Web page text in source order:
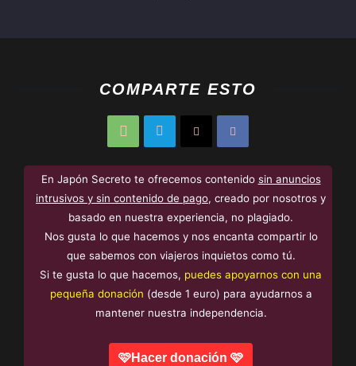
COMPARTE ESTO
En Japón Secreto te ofrecemos contenido sin anuncios
intrusivos y sin contenido de pago, creado por nosotros y
basado en nuestra experiencia, no plagiado.
Nos gusta lo que hacemos y nos encanta compartir lo
que sabemos con viajeros inquietos como tú.
Si te gusta lo que hacemos, puedes apoyarnos con una
pequeña donación (desde 1 euro) para ayudarnos a
mantener nuestra independencia.
🩷Hacer donación 🩷